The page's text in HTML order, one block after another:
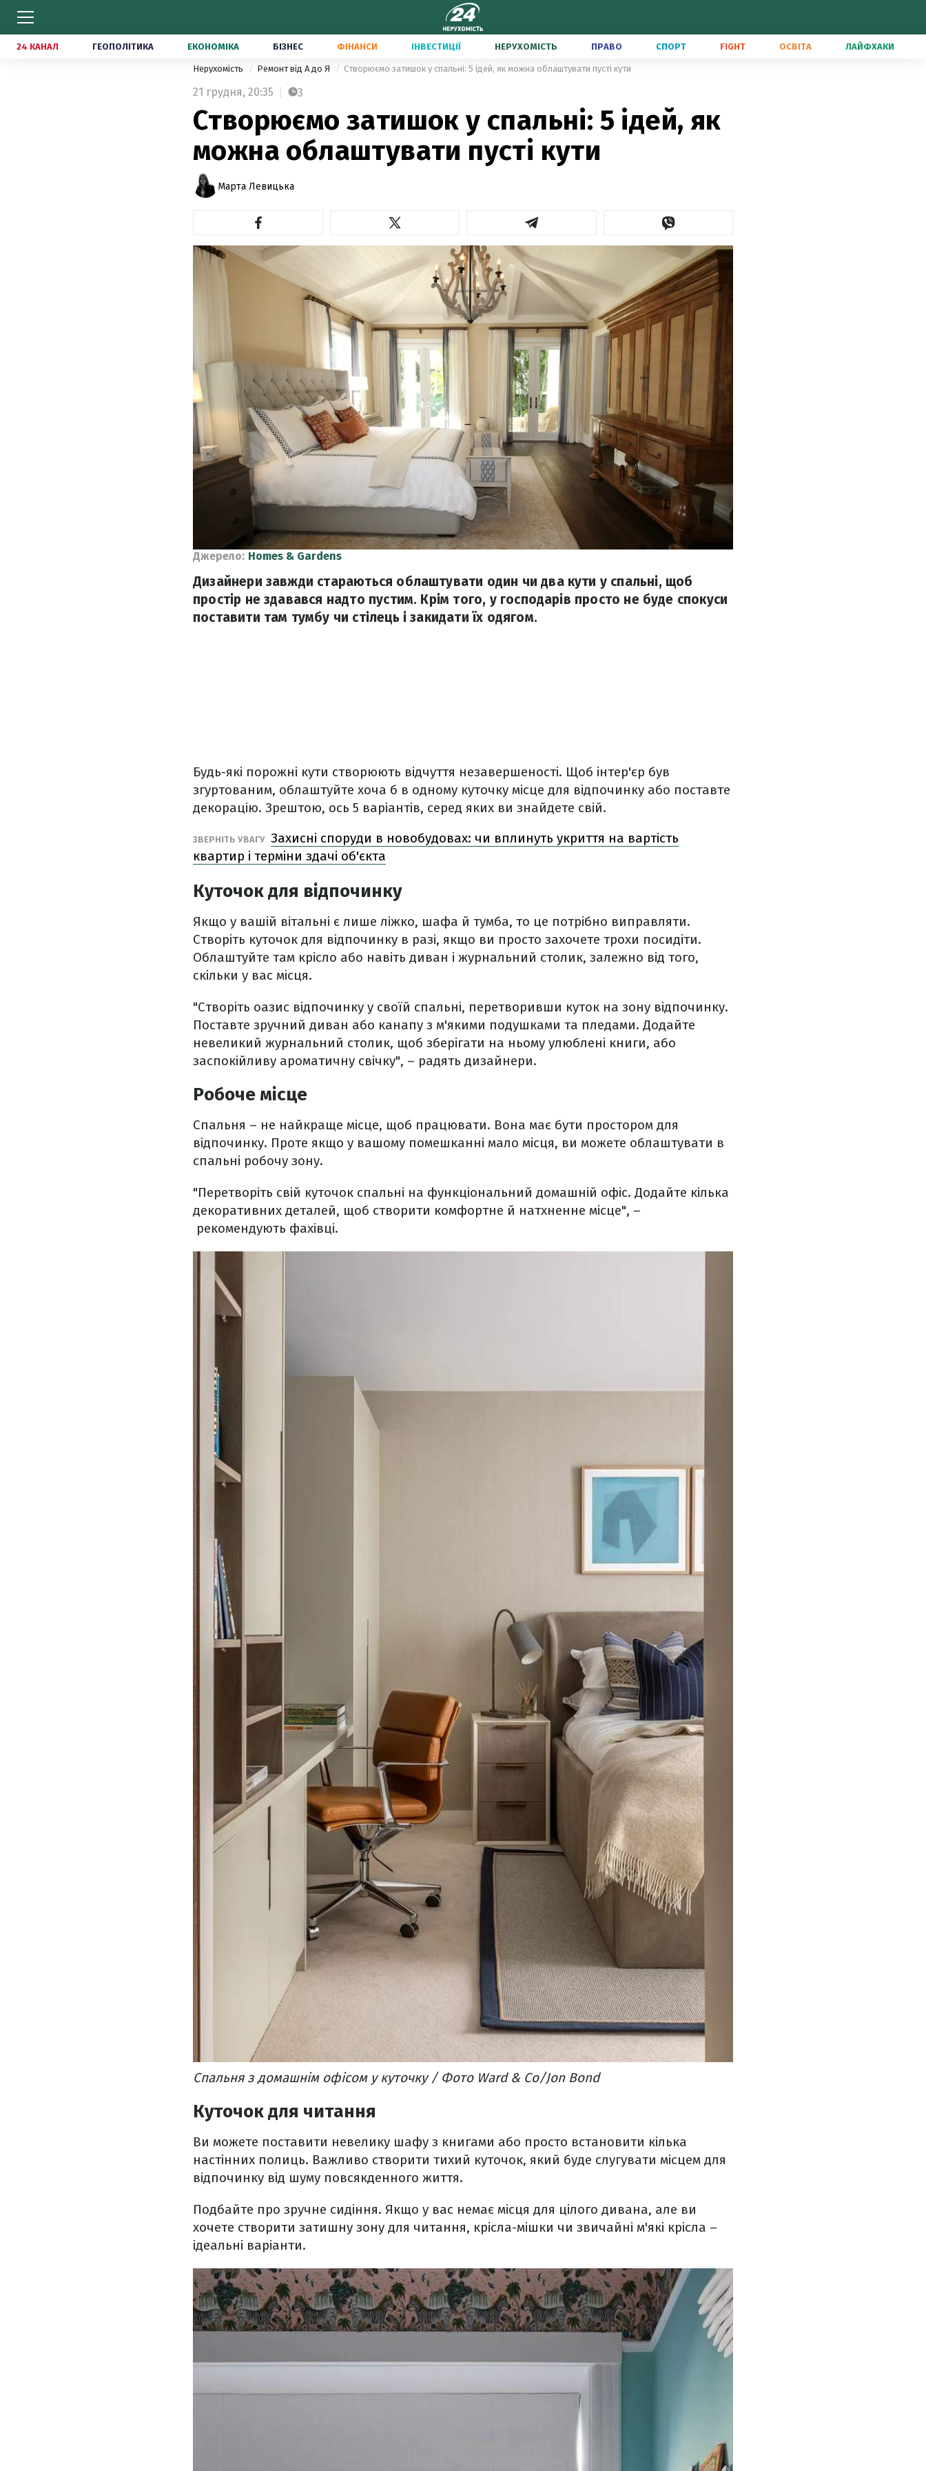
24 КАНАЛ ГЕОПОЛІТИКА ЕКОНОМІКА БІЗНЕС ФІНАНСИ ІНВЕСТИЦІЇ НЕРУХОМІСТЬ ПРАВО СПОРТ FIGHT ОСВІТА ЛАЙФХАКИ
Нерухомість Ремонт від А до Я Створюємо затишок у спальні: 5 ідей, як можна облаштувати пусті кути
21 грудня, 20:35 3
Створюємо затишок у спальні: 5 ідей, як
можна облаштувати пусті кути
Марта Левицька
Джерело: Homes & Gardens
Дизайнери завжди стараються облаштувати один чи два кути у спальні, щоб
простір не здавався надто пустим. Крім того, у господарів просто не буде спокуси
поставити там тумбу чи стілець і закидати їх одягом.
Будь-які порожні кути створюють відчуття незавершеності. Щоб інтер'єр був
згуртованим, облаштуйте хоча б в одному куточку місце для відпочинку або поставте
декорацію. Зрештою, ось 5 варіантів, серед яких ви знайдете свій.
ЗВЕРНІТЬ УВАГУ Захисні споруди в новобудовах: чи вплинуть укриття на вартість
квартир і терміни здачі об'єкта
Куточок для відпочинку
Якщо у вашій вітальні є лише ліжко, шафа й тумба, то це потрібно виправляти.
Створіть куточок для відпочинку в разі, якщо ви просто захочете трохи посидіти.
Облаштуйте там крісло або навіть диван і журнальний столик, залежно від того,
скільки у вас місця.
"Створіть оазис відпочинку у своїй спальні, перетворивши куток на зону відпочинку.
Поставте зручний диван або канапу з м'якими подушками та пледами. Додайте
невеликий журнальний столик, щоб зберігати на ньому улюблені книги, або
заспокійливу ароматичну свічку", – радять дизайнери.
Робоче місце
Спальня – не найкраще місце, щоб працювати. Вона має бути простором для
відпочинку. Проте якщо у вашому помешканні мало місця, ви можете облаштувати в
спальні робочу зону.
"Перетворіть свій куточок спальні на функціональний домашній офіс. Додайте кілька
декоративних деталей, щоб створити комфортне й натхненне місце", –
рекомендують фахівці.
Спальня з домашнім офісом у куточку / Фото Ward & Co/Jon Bond
Куточок для читання
Ви можете поставити невелику шафу з книгами або просто встановити кілька
настінних полиць. Важливо створити тихий куточок, який буде слугувати місцем для
відпочинку від шуму повсякденного життя.
Подбайте про зручне сидіння. Якщо у вас немає місця для цілого дивана, але ви
хочете створити затишну зону для читання, крісла-мішки чи звичайні м'які крісла –
ідеальні варіанти.